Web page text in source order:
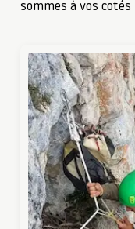
sommes à vos cotés